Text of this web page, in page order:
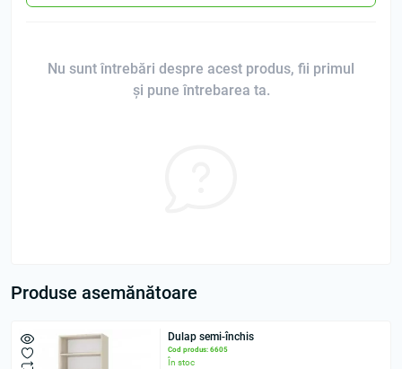
Nu sunt întrebări despre acest produs, fii primul
și pune întrebarea ta.
Produse asemănătoare
Dulap semi-închis
Cod produs: 6605
În stoc